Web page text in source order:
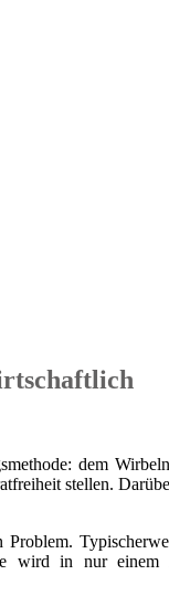
dem
stellen.
wird in nur